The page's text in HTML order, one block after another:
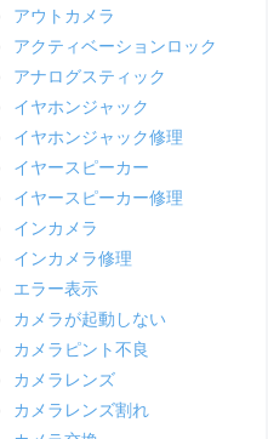
アウトカメラ
アクティベーションロック
アナログスティック
イヤホンジャック
イヤホンジャック修理
イヤースピーカー
イヤースピーカー修理
インカメラ
インカメラ修理
エラー表示
カメラが起動しない
カメラピント不良
カメラレンズ
カメラレンズ割れ